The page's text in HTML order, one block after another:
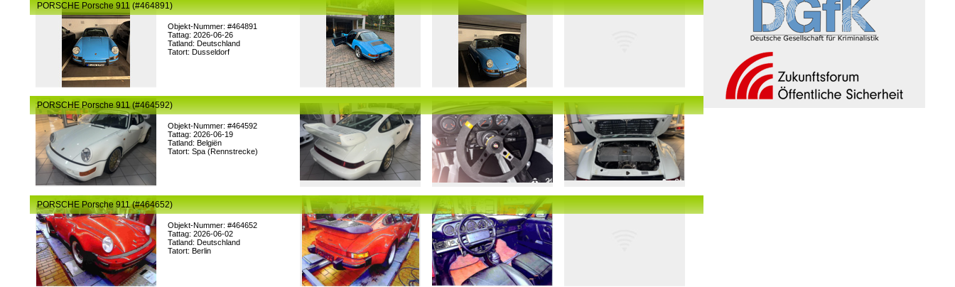
Objekt-Nummer: #464891
Tattag: 2026-06-26
Tatland: Deutschland
Tatort: Dusseldorf
PORSCHE Porsche 911 (#464891)
Objekt-Nummer: #464592
Tattag: 2026-06-19
Tatland: Belgiën
Tatort: Spa (Rennstrecke)
PORSCHE Porsche 911 (#464592)
Objekt-Nummer: #464652
Tattag: 2026-06-02
Tatland: Deutschland
Tatort: Berlin
PORSCHE Porsche 911 (#464652)